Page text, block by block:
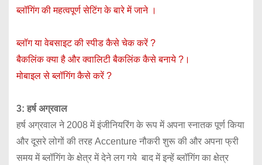
ब्लॉगिंग की महत्वपूर्ण सेटिंग के बारे में जाने ।
ब्लॉग या वेबसाइट की स्पीड कैसे चेक करें ?
बैकलिंक क्या है और क्वालिटी बैकलिंक कैसे बनाये ?।
मोबाइल से ब्लॉगिंग कैसे करें ?
3: हर्ष अग्रवाल
हर्ष अग्रवाल ने 2008 में इंजीनियरिंग के रूप में अपना स्नातक पूर्ण किया
और दूसरे लोगों की तरह Accenture नौकरी शुरू की और अपना फ्री
समय में ब्लॉगिंग के क्षेत्र में देने लग गये बाद में इन्हें ब्लॉगिंग का क्षेत्र